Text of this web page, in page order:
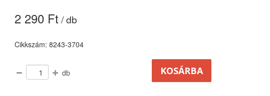
2 290 Ft / db
Cikkszám: 8243-3704
db